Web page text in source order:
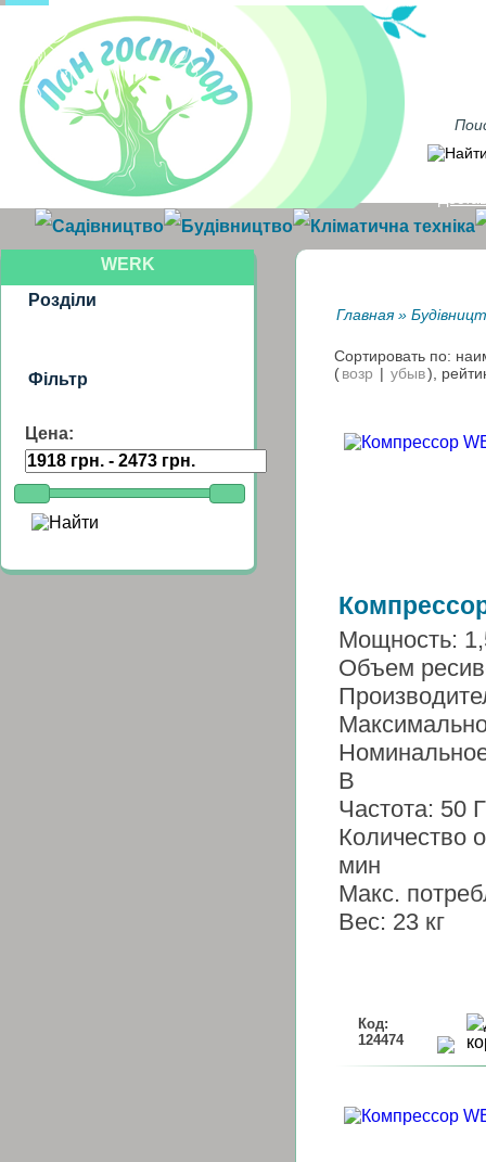
Садівництво Будівництво Кліматична техніка
WERK
Розділи
Фільтр
Цена:
Главная»
Сортировать по:
(возр | убыв),
Мощность:
Объем
В
Частота: 50
Количество
мин
Макс.
Вес: 23 кг
Код:
124474